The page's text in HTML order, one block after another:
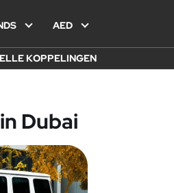
AED
KOPPELINGEN
Dubai